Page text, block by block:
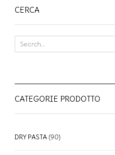
CERCA
CATEGORIE PRODOTTO
DRY PASTA (90)